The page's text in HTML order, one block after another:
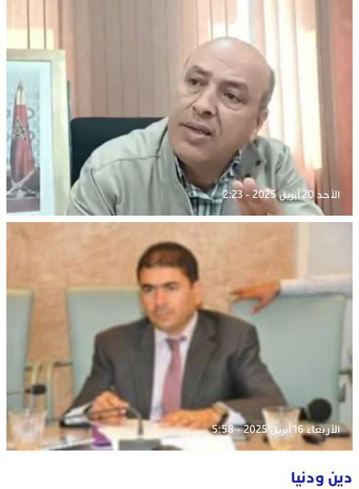
الأحد 20 أبريل 2025 - 2:23
الأربعاء 16 أبريل 2025 - 5:58
دين ودنيا